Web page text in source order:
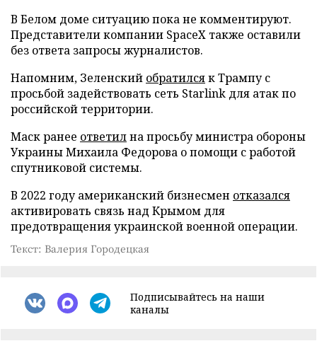
В Белом доме ситуацию пока не комментируют.
Представители компании SpaceX также оставили
без ответа запросы журналистов.
Напомним, Зеленский обратилсяк Трампу с
просьбой задействовать сеть Starlink для атак по
российской территории.
Маск ранее ответилна просьбу министра обороны
Украины Михаила Федорова о помощи с работой
спутниковой системы.
В 2022 году американский бизнесмен отказался
активировать связь над Крымом для
предотвращения украинской военной операции.
Текст: Валерия Городецкая
Подписывайтесь на наши
каналы